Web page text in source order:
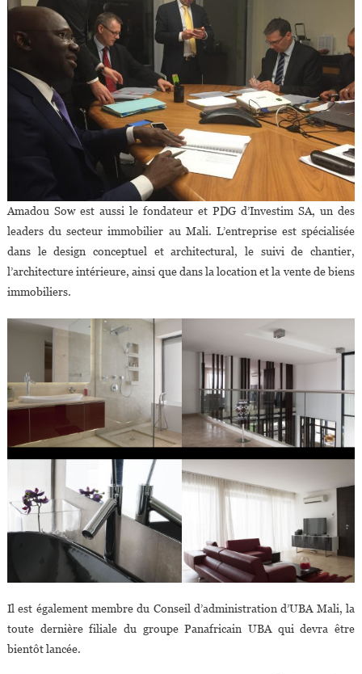
Amadou Sow est aussi le fondateur et PDG d’Investim SA, un des
leaders du secteur immobilier au Mali. L’entreprise est spécialisée
dans le design conceptuel et architectural, le suivi de chantier,
l’architecture intérieure, ainsi que dans la location et la vente de biens
immobiliers.
Il est également membre du Conseil d’administration d’UBA Mali, la
toute dernière filiale du groupe Panafricain UBA qui devra être
bientôt lancée.